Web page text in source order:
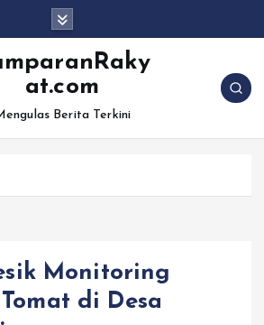
at.com
Berita Terkini
Monitoring
di Desa